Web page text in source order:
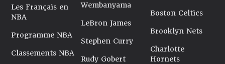
Les Français en
NBA
Programme NBA
Classements NBA
Wembanyama
LeBron James
Stephen Curry
Rudy Gobert
Boston Celtics
Brooklyn Nets
Charlotte
Hornets